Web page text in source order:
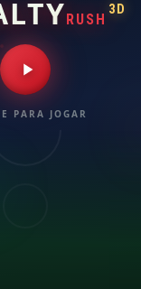
RUSH
3D
PARA JOGAR